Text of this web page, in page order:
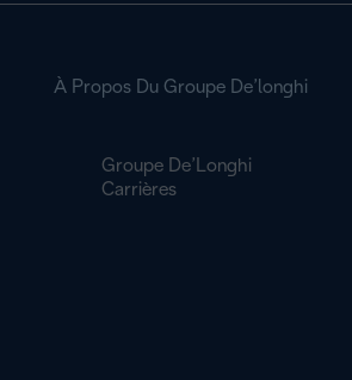
À Propos Du Groupe De’longhi
Groupe De’Longhi
Carrières